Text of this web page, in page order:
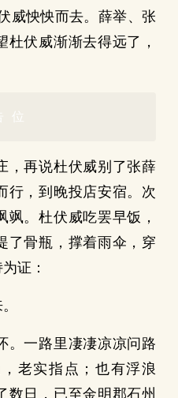
威怏怏而去。薛举、张
杜伏威渐渐去得远了，
位
，再说杜伏威别了张薛
行，到晚投店安宿。次
飒。杜伏威吃罢早饭，
了骨瓶，撑着雨伞，穿
证：
。一路里凄凄凉凉问路
老实指点；也有浮浪
数日，已至金明郡石州